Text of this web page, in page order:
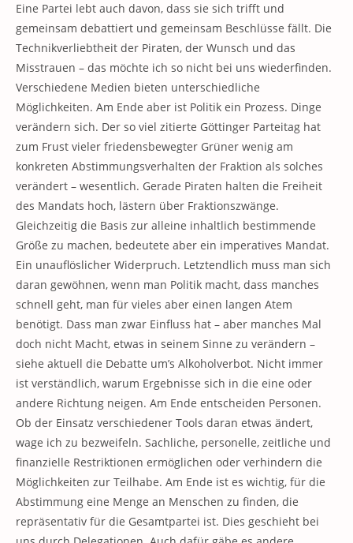
Eine Partei lebt auch davon, dass sie sich trifft und
gemeinsam debattiert und gemeinsam Beschlüsse fällt. Die
Technikverliebtheit der Piraten, der Wunsch und das
Misstrauen – das möchte ich so nicht bei uns wiederfinden.
Verschiedene Medien bieten unterschiedliche
Möglichkeiten. Am Ende aber ist Politik ein Prozess. Dinge
verändern sich. Der so viel zitierte Göttinger Parteitag hat
zum Frust vieler friedensbewegter Grüner wenig am
konkreten Abstimmungsverhalten der Fraktion als solches
verändert – wesentlich. Gerade Piraten halten die Freiheit
des Mandats hoch, lästern über Fraktionszwänge.
Gleichzeitig die Basis zur alleine inhaltlich bestimmende
Größe zu machen, bedeutete aber ein imperatives Mandat.
Ein unauflöslicher Widerpruch. Letztendlich muss man sich
daran gewöhnen, wenn man Politik macht, dass manches
schnell geht, man für vieles aber einen langen Atem
benötigt. Dass man zwar Einfluss hat – aber manches Mal
doch nicht Macht, etwas in seinem Sinne zu verändern –
siehe aktuell die Debatte um’s Alkoholverbot. Nicht immer
ist verständlich, warum Ergebnisse sich in die eine oder
andere Richtung neigen. Am Ende entscheiden Personen.
Ob der Einsatz verschiedener Tools daran etwas ändert,
wage ich zu bezweifeln. Sachliche, personelle, zeitliche und
finanzielle Restriktionen ermöglichen oder verhindern die
Möglichkeiten zur Teilhabe. Am Ende ist es wichtig, für die
Abstimmung eine Menge an Menschen zu finden, die
repräsentativ für die Gesamtpartei ist. Dies geschieht bei